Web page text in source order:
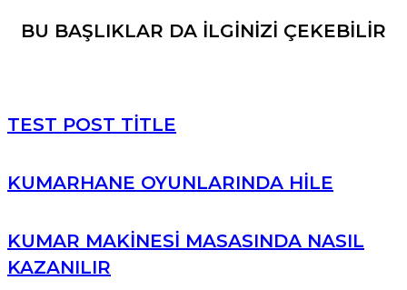
BU BAŞLIKLAR DA ILGINIZI ÇEKEBILIR
TEST POST TITLE
KUMARHANE OYUNLARINDA HILE
KUMAR MAKINESI MASASINDA NASIL
KAZANILIR